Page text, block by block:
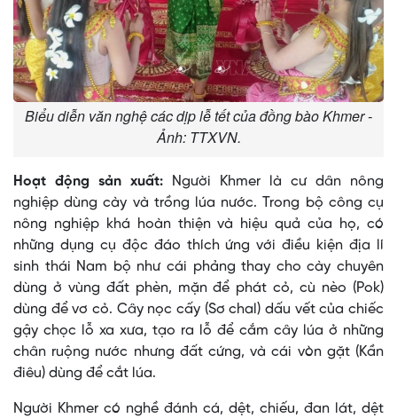
Biểu diễn văn nghệ các dịp lễ tết của đồng bào Khmer -
Ảnh: TTXVN.
Hoạt động sản xuất: Người Khmer là cư dân nông
nghiệp dùng cày và trồng lúa nước. Trong bộ công cụ
nông nghiệp khá hoàn thiện và hiệu quả của họ, có
những dụng cụ độc đáo thích ứng với điều kiện địa lí
sinh thái Nam bộ như cái phảng thay cho cày chuyên
dùng ở vùng đất phèn, mặn để phát cỏ, cù nèo (Pok)
dùng để vơ cỏ. Cây nọc cấy (Sơ chal) dấu vết của chiếc
gậy chọc lỗ xa xưa, tạo ra lỗ để cắm cây lúa ở những
chân ruộng nước nhưng đất cứng, và cái vòn gặt (Kần
điêu) dùng để cắt lúa.
Người Khmer có nghề đánh cá, dệt, chiếu, đan lát, dệt